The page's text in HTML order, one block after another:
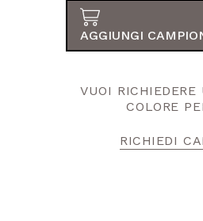
AGGIUNGI
VUOI
COLORE
RICHIEDI